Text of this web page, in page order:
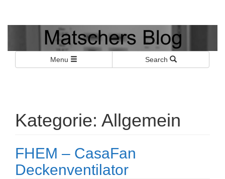
Matschers Blog
Menu Search
Kategorie: Allgemein
FHEM – CasaFan
Deckenventilator